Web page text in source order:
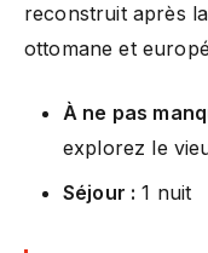
reconstruit après
ottomane et
À ne pas
explorez le
Séjour : 1 nuit